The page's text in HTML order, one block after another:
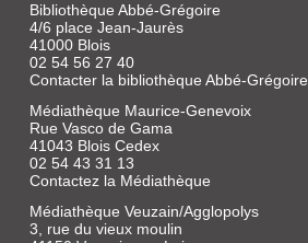
LES
VERSIONS
DE
L'ASSASSINAT
DU
DUC
DE
LOIRE
:
BLOIS
CHAMBOR...
Livre
|
Le
Guillou,
Jean-
Bibliothèque Abbé-Grégoire
4/6 place Jean-Jaurès
41000 Blois
02 54 56 27 40
Contacter la bibliothèque Abbé-Grégoire
Médiathèque Maurice-Genevoix
Rue Vasco de Gama
41043 Blois Cedex
02 54 43 31 13
Contactez la Médiathèque
Médiathèque Veuzain/Agglopolys
3, rue du vieux moulin